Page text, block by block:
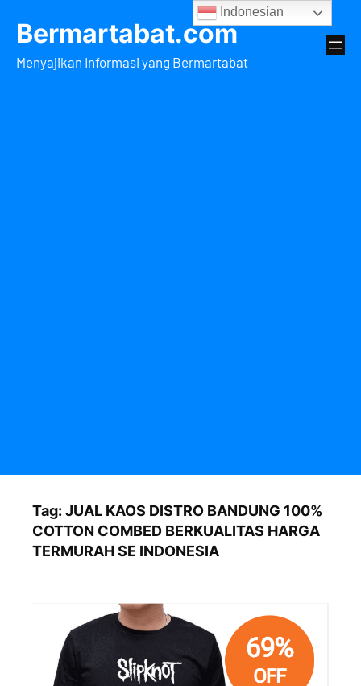
Bermartabat.com
Menyajikan Informasi yang Bermartabat
Tag:JUAL KAOS DISTRO BANDUNG 100%
COTTON COMBED BERKUALITAS HARGA
TERMURAH SE INDONESIA
Indonesian